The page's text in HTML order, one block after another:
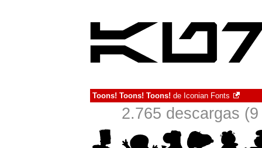
Toons! Toons! Toons! de Iconian Fonts
2.765 descargas